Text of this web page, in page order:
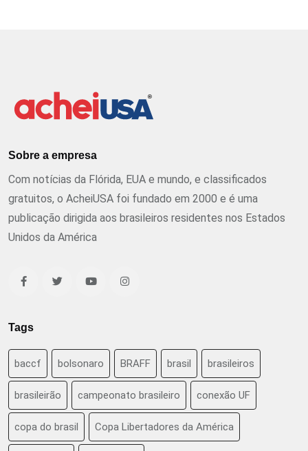
Sobre a empresa
Com notícias da Flórida, EUA e mundo, e classificados
gratuitos, o AcheiUSA foi fundado em 2000 e é uma
publicação dirigida aos brasileiros residentes nos Estados
Unidos da América
Tags
baccf bolsonaro BRAFF brasil brasileiros
brasileirão campeonato brasileiro conexão UF
copa do brasil Copa Libertadores da América